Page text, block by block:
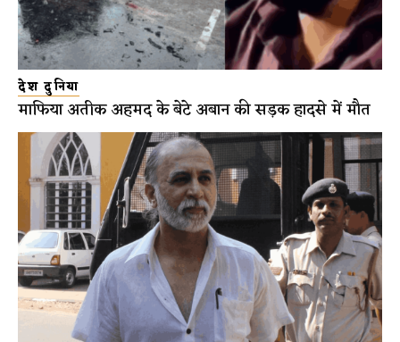
देश दुनिया
माफिया अतीक अहमद के बेटे अबान की सड़क हादसे में मौत